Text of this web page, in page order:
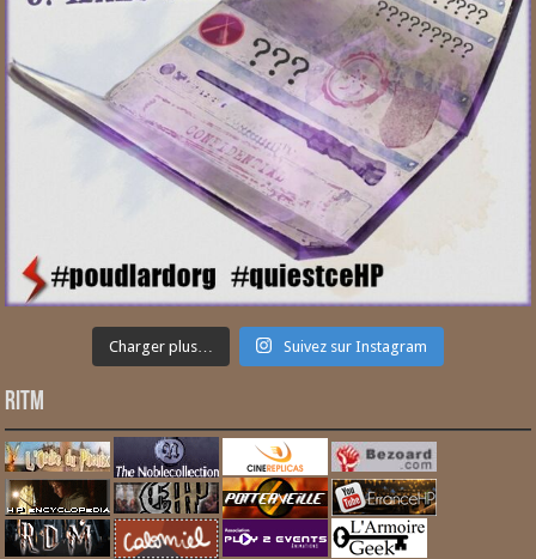
Charger plus… Suivez sur Instagram
RITM